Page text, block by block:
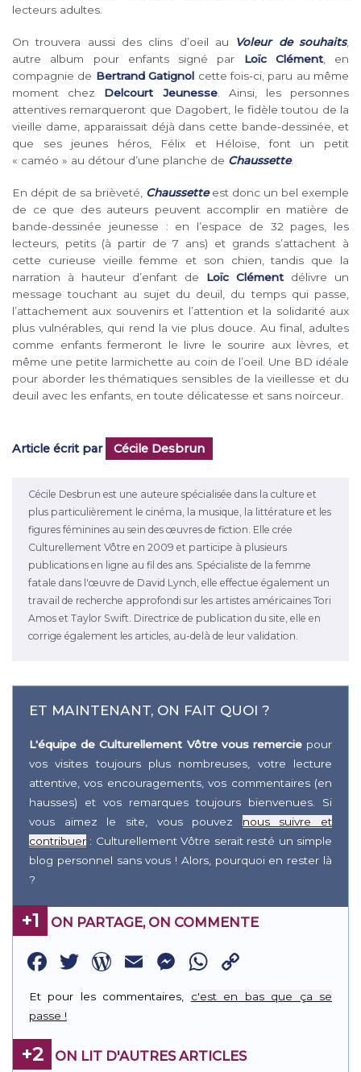
lecteurs adultes.
On trouvera aussi des clins d’oeil au Voleur de souhaits,
autre album pour enfants signé par Loïc Clément, en
compagnie de Bertrand Gatignol cette fois-ci, paru au même
moment chez Delcourt Jeunesse. Ainsi, les personnes
attentives remarqueront que Dagobert, le fidèle toutou de la
vieille dame, apparaissait déjà dans cette bande-dessinée, et
que ses jeunes héros, Félix et Héloïse, font un petit
« caméo » au détour d’une planche de Chaussette.
En dépit de sa brièveté, Chaussetteest donc un bel exemple
de ce que des auteurs peuvent accomplir en matière de
bande-dessinée jeunesse : en l’espace de 32 pages, les
lecteurs, petits (à partir de 7 ans) et grands s’attachent à
cette curieuse vieille femme et son chien, tandis que la
narration à hauteur d’enfant de Loïc Clément délivre un
message touchant au sujet du deuil, du temps qui passe,
l’attachement aux souvenirs et l’attention et la solidarité aux
plus vulnérables, qui rend la vie plus douce. Au final, adultes
comme enfants fermeront le livre le sourire aux lèvres, et
même une petite larmichette au coin de l’oeil. Une BD idéale
pour aborder les thématiques sensibles de la vieillesse et du
deuil avec les enfants, en toute délicatesse et sans noirceur.
Article écrit par Cécile Desbrun
Cécile Desbrun est une auteure spécialisée dans la culture et
plus particulièrement le cinéma, la musique, la littérature et les
figures féminines au sein des œuvres de fiction. Elle crée
Culturellement Vôtre en 2009 et participe à plusieurs
publications en ligne au fil des ans. Spécialiste de la femme
fatale dans l'œuvre de David Lynch, elle effectue également un
travail de recherche approfondi sur les artistes américaines Tori
Amos et Taylor Swift. Directrice de publication du site, elle en
corrige également les articles, au-delà de leur validation.
ET MAINTENANT, ON FAIT QUOI ?
L'équipe de Culturellement Vôtre vous remerciepour
vos visites toujours plus nombreuses, votre lecture
attentive, vos encouragements, vos commentaires (en
hausses) et vos remarques toujours bienvenues. Si
vous aimez le site, vous pouvez nous suivre et
contribuer : Culturellement Vôtre serait resté un simple
blog personnel sans vous ! Alors, pourquoi en rester là
?
+1 ON PARTAGE, ON COMMENTE
Facebook
Twitter
WordPress
EmailMessenger
WhatsApp
Link
Et pour les commentaires, c'est en bas que ça se
passe !
+2 ON LIT D'AUTRES ARTICLES